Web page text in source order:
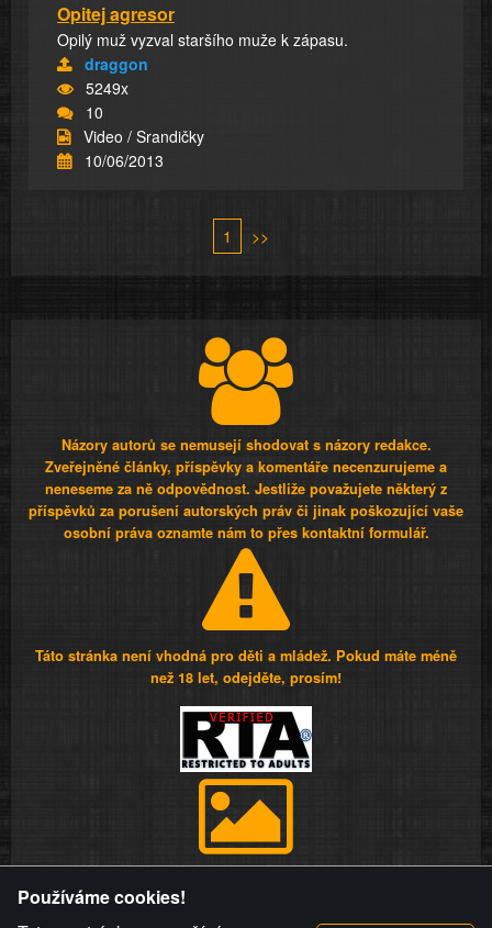
Opitej agresor
Opilý muž vyzval staršího muže k zápasu.
draggon
5249x
10
Video / Srandičky
10/06/2013
1 >>
Názory autorů se nemusejí shodovat s názory redakce.
Zveřejněné články, příspěvky a komentáře necenzurujeme a
neneseme za ně odpovědnost. Jestliže považujete některý z
příspěvků za porušení autorských práv či jinak poškozující vaše
osobní práva oznamte nám to přes kontaktní formulář.
Táto stránka není vhodná pro děti a mládež. Pokud máte méně
než 18 let, odejděte, prosím!
videa a komentáře. Osoba, které se toto opatření provozovatele
stránky týče, ani osoba, která umístila fotografii nebo video na
Používáme cookies!